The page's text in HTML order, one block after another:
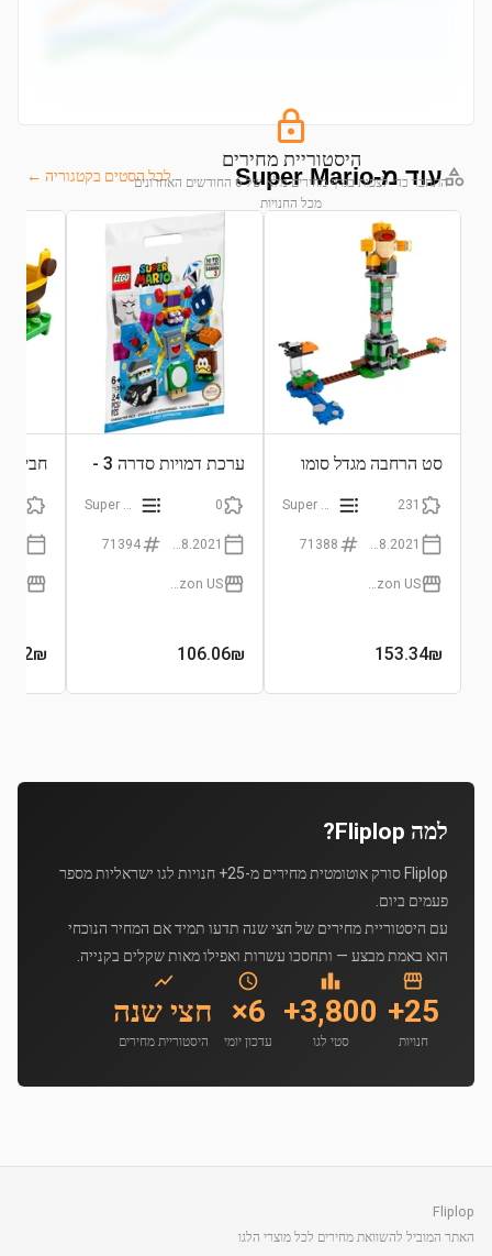
היסטוריית מחירים
התחבר כדי לצפות בגרף מחירים מלא של 6 החודשים האחרונים
מכל החנויות
עוד מ-Super Mario לכל הסטים בקטגוריה ←
סט הרחבה מגדל סומו
231
71388
153.34₪
ערכת דמויות סדרה 3 -
0
71394
106.06₪
חבילת
₪
למה Fliplop?
Fliplop סורק אוטומטית מחירים מ-25+ חנויות לגו ישראליות מספר
פעמים ביום.
עם היסטוריית מחירים של חצי שנה תדעו תמיד אם המחיר הנוכחי
הוא באמת מבצע — ותחסכו עשרות ואפילו מאות שקלים בקנייה.
25+
חנויות
3,800+
סטי לגו
6×
עדכון יומי
חצי שנה
היסטוריית מחירים
Fliplop
האתר המוביל להשוואת מחירים לכל מוצרי הלגו